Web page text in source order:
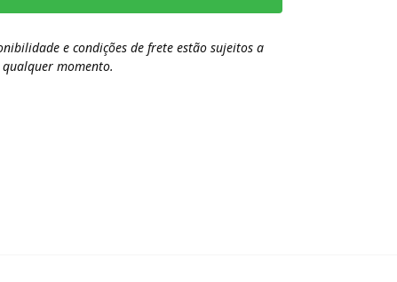
e condições de frete estão sujeitos a
momento.